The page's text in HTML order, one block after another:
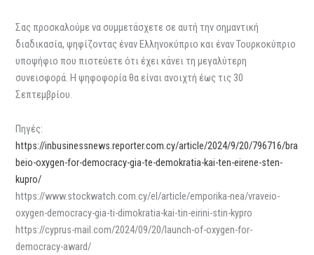
Σας προσκαλούμε να συμμετάσχετε σε αυτή την σημαντική
διαδικασία, ψηφίζοντας έναν Ελληνοκύπριο και έναν Τουρκοκύπριο
υποψήφιο που πιστεύετε ότι έχει κάνει τη μεγαλύτερη
συνεισφορά. Η ψηφοφορία θα είναι ανοιχτή έως τις 30
Σεπτεμβρίου.
Πηγές:
https://inbusinessnews.reporter.com.cy/article/2024/9/20/796716/bra
beio-oxygen-for-democracy-gia-te-demokratia-kai-ten-eirene-sten-
kupro/
https://www.stockwatch.com.cy/el/article/emporika-nea/vraveio-
oxygen-democracy-gia-ti-dimokratia-kai-tin-eirini-stin-kypro
https://cyprus-mail.com/2024/09/20/launch-of-oxygen-for-
democracy-award/